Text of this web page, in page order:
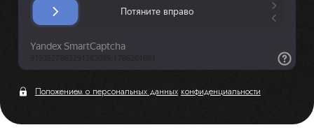
Положением о персональных данных конфиденциальности